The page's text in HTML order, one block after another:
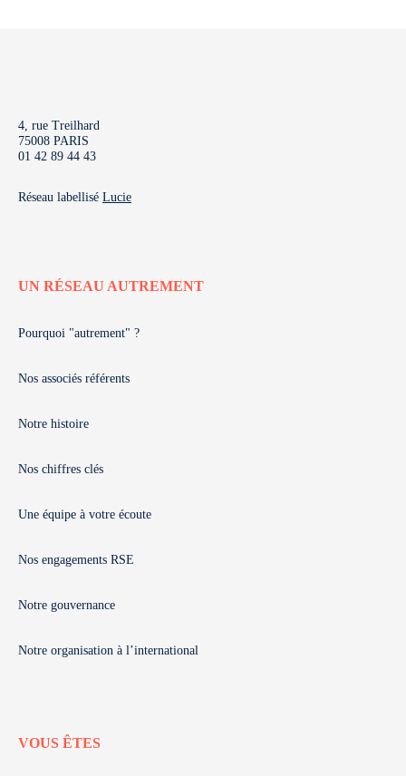
4, rue Treilhard
75008 PARIS
01 42 89 44 43
Réseau labellisé Lucie
UN RÉSEAU AUTREMENT
Pourquoi "autrement" ?
Nos associés référents
Notre histoire
Nos chiffres clés
Une équipe à votre écoute
Nos engagements RSE
Notre gouvernance
Notre organisation à l’international
VOUS ÊTES